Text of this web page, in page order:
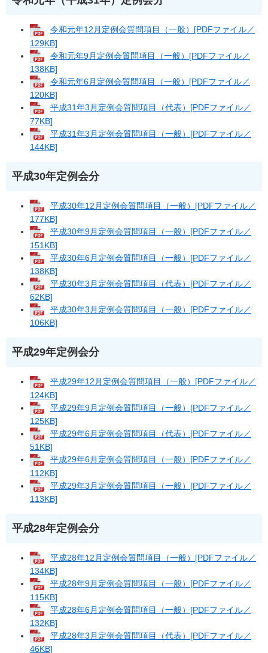
令和元年12月定例会質問項目（一般）[PDFファイル／
129KB]
令和元年9月定例会質問項目（一般）[PDFファイル／
138KB]
令和元年6月定例会質問項目（一般）[PDFファイル／
120KB]
平成31年3月定例会質問項目（代表）[PDFファイル／
77KB]
平成31年3月定例会質問項目（一般）[PDFファイル／
144KB]
平成30年定例会分
平成30年12月定例会質問項目（一般）[PDFファイル／
177KB]
平成30年9月定例会質問項目（一般）[PDFファイル／
151KB]
平成30年6月定例会質問項目（一般）[PDFファイル／
138KB]
平成30年3月定例会質問項目（代表）[PDFファイル／
62KB]
平成30年3月定例会質問項目（一般）[PDFファイル／
106KB]
平成29年定例会分
平成29年12月定例会質問項目（一般）[PDFファイル／
124KB]
平成29年9月定例会質問項目（一般）[PDFファイル／
125KB]
平成29年6月定例会質問項目（代表）[PDFファイル／
51KB]
平成29年6月定例会質問項目（一般）[PDFファイル／
112KB]
平成29年3月定例会質問項目（一般）[PDFファイル／
113KB]
平成28年定例会分
平成28年12月定例会質問項目（一般）[PDFファイル／
134KB]
平成28年9月定例会質問項目（一般）[PDFファイル／
115KB]
平成28年6月定例会質問項目（一般）[PDFファイル／
132KB]
平成28年3月定例会質問項目（代表）[PDFファイル／
46KB]